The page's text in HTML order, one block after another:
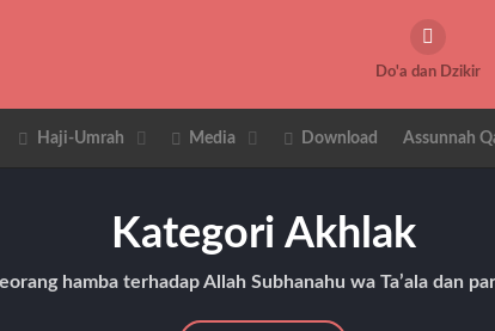
Do'a dan Dzikir
Haji-Umrah Media Download Assunnah
Kategori Akhlak
hamba terhadap Allah Subhanahu wa Ta’ala dan